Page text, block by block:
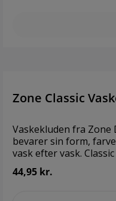
Zone Classic
Vaskekluden fra Zone
bevarer sin form,
vask efter vask.
bliver glad for. 100 %
°C. 30 x 30 cm. OEKO-
CITEVE Classic-
44,95 kr.